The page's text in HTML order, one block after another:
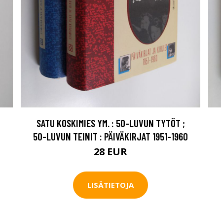
SATU KOSKIMIES YM. : 50-LUVUN TYTÖT ;
50-LUVUN TEINIT : PÄIVÄKIRJAT 1951-1960
28 EUR
LISÄTIETOJA